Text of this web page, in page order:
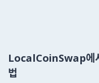
LocalCoinSwap에
법